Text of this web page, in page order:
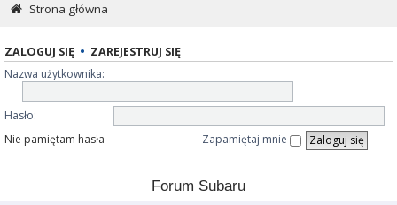
Strona główna
ZALOGUJ SIĘ • ZAREJESTRUJ SIĘ
Nazwa użytkownika:
Hasło:
Nie pamiętam hasła
Zapamiętaj mnie
Forum Subaru